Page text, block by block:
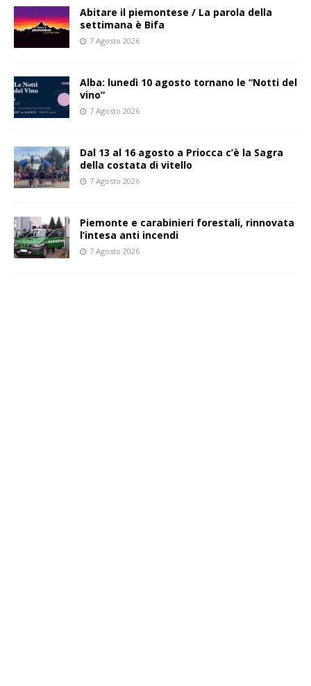
Abitare il piemontese / La parola della
settimana è Bifa
7 Agosto 2026
Alba: lunedì 10 agosto tornano le “Notti del
vino”
7 Agosto 2026
Dal 13 al 16 agosto a Priocca c’è la Sagra
della costata di vitello
7 Agosto 2026
Piemonte e carabinieri forestali, rinnovata
l’intesa anti incendi
7 Agosto 2026